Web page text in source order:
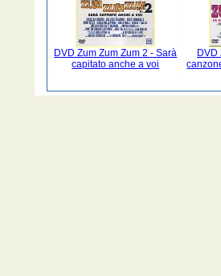
DVD Zum Zum Zum 2 - Sarà
capitato anche a voi
DVD